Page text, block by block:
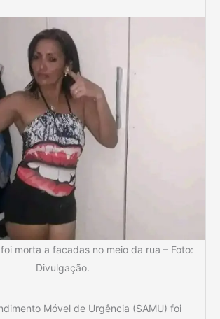
foi morta a facadas no meio da rua – Foto:
Divulgação.
Móvel de Urgência (SAMU) foi